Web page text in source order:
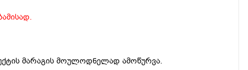
მარაგის მოულოდნელად ამოწურვა.